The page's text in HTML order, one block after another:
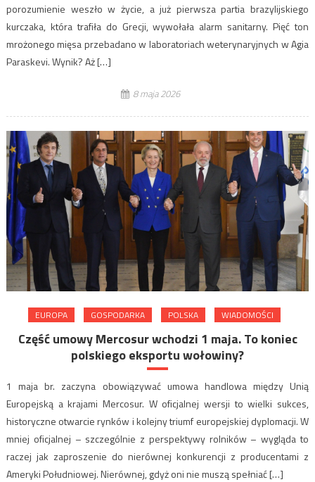
porozumienie weszło w życie, a już pierwsza partia brazylijskiego
kurczaka, która trafiła do Grecji, wywołała alarm sanitarny. Pięć ton
mrożonego mięsa przebadano w laboratoriach weterynaryjnych w Agia
Paraskevi. Wynik? Aż […]
8 maja 2026
EUROPA GOSPODARKA POLSKA WIADOMOŚCI
Część umowy Mercosur wchodzi 1 maja. To koniec
polskiego eksportu wołowiny?
1 maja br. zaczyna obowiązywać umowa handlowa między Unią
Europejską a krajami Mercosur. W oficjalnej wersji to wielki sukces,
historyczne otwarcie rynków i kolejny triumf europejskiej dyplomacji. W
mniej oficjalnej – szczególnie z perspektywy rolników – wygląda to
raczej jak zaproszenie do nierównej konkurencji z producentami z
Ameryki Południowej. Nierównej, gdyż oni nie muszą spełniać […]